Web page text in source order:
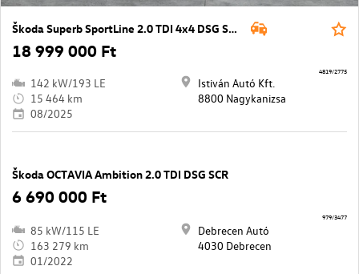
Škoda Superb SportLine 2.0 TDI 4x4 DSG SCR
18 999 000 Ft
142 kW/193 LE
15 464 km
08/2025
Istiván Autó Kft.
8800 Nagykanizsa
4819/2775
Škoda OCTAVIA Ambition 2.0 TDI DSG SCR
6 690 000 Ft
85 kW/115 LE
163 279 km
01/2022
Debrecen Autó
4030 Debrecen
979/3477